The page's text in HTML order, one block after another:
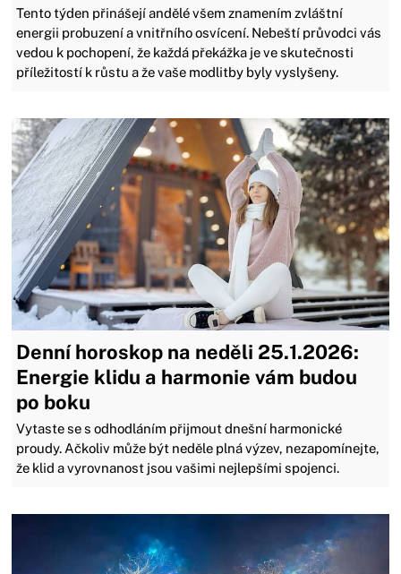
Tento týden přinášejí andělé všem znamením zvláštní
energii probuzení a vnitřního osvícení. Nebeští průvodci vás
vedou k pochopení, že každá překážka je ve skutečnosti
příležitostí k růstu a že vaše modlitby byly vyslyšeny.
Denní horoskop na neděli 25.1.2026:
Energie klidu a harmonie vám budou
po boku
Vytaste se s odhodláním přijmout dnešní harmonické
proudy. Ačkoliv může být neděle plná výzev, nezapomínejte,
že klid a vyrovnanost jsou vašimi nejlepšími spojenci.